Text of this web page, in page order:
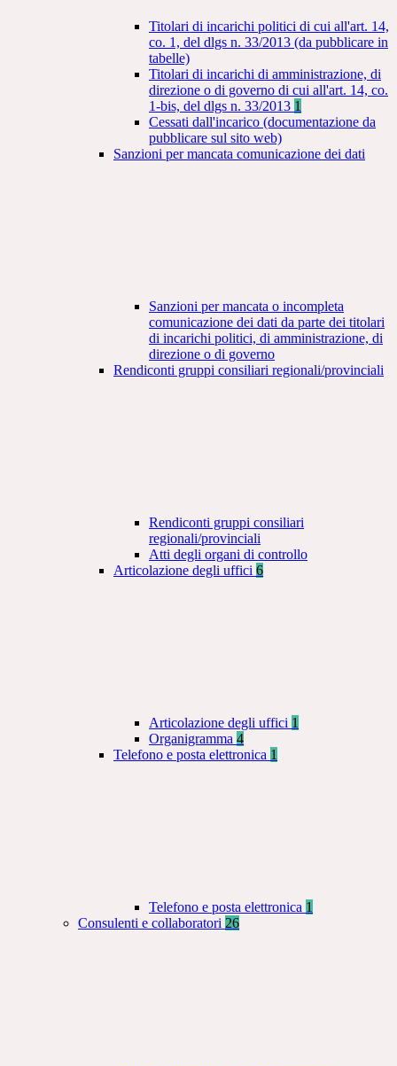
Titolari di incarichi politici di cui all'art. 14,
co. 1, del dlgs n. 33/2013 (da pubblicare in
tabelle)
Titolari di incarichi di amministrazione, di
direzione o di governo di cui all'art. 14, co.
1-bis, del dlgs n. 33/2013 1
Cessati dall'incarico (documentazione da
pubblicare sul sito web)
Sanzioni per mancata comunicazione dei dati
Sanzioni per mancata o incompleta
comunicazione dei dati da parte dei titolari
di incarichi politici, di amministrazione, di
direzione o di governo
Rendiconti gruppi consiliari regionali/provinciali
Rendiconti gruppi consiliari
regionali/provinciali
Atti degli organi di controllo
Articolazione degli uffici 6
Articolazione degli uffici 1
Organigramma 4
Telefono e posta elettronica 1
Telefono e posta elettronica 1
Consulenti e collaboratori 26